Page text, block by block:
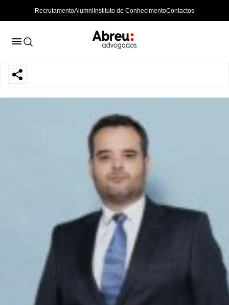
RecrutamentoAlumni Instituto de ConhecimentoContactos